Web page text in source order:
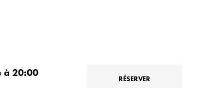
à 20:00
RÉSERVER